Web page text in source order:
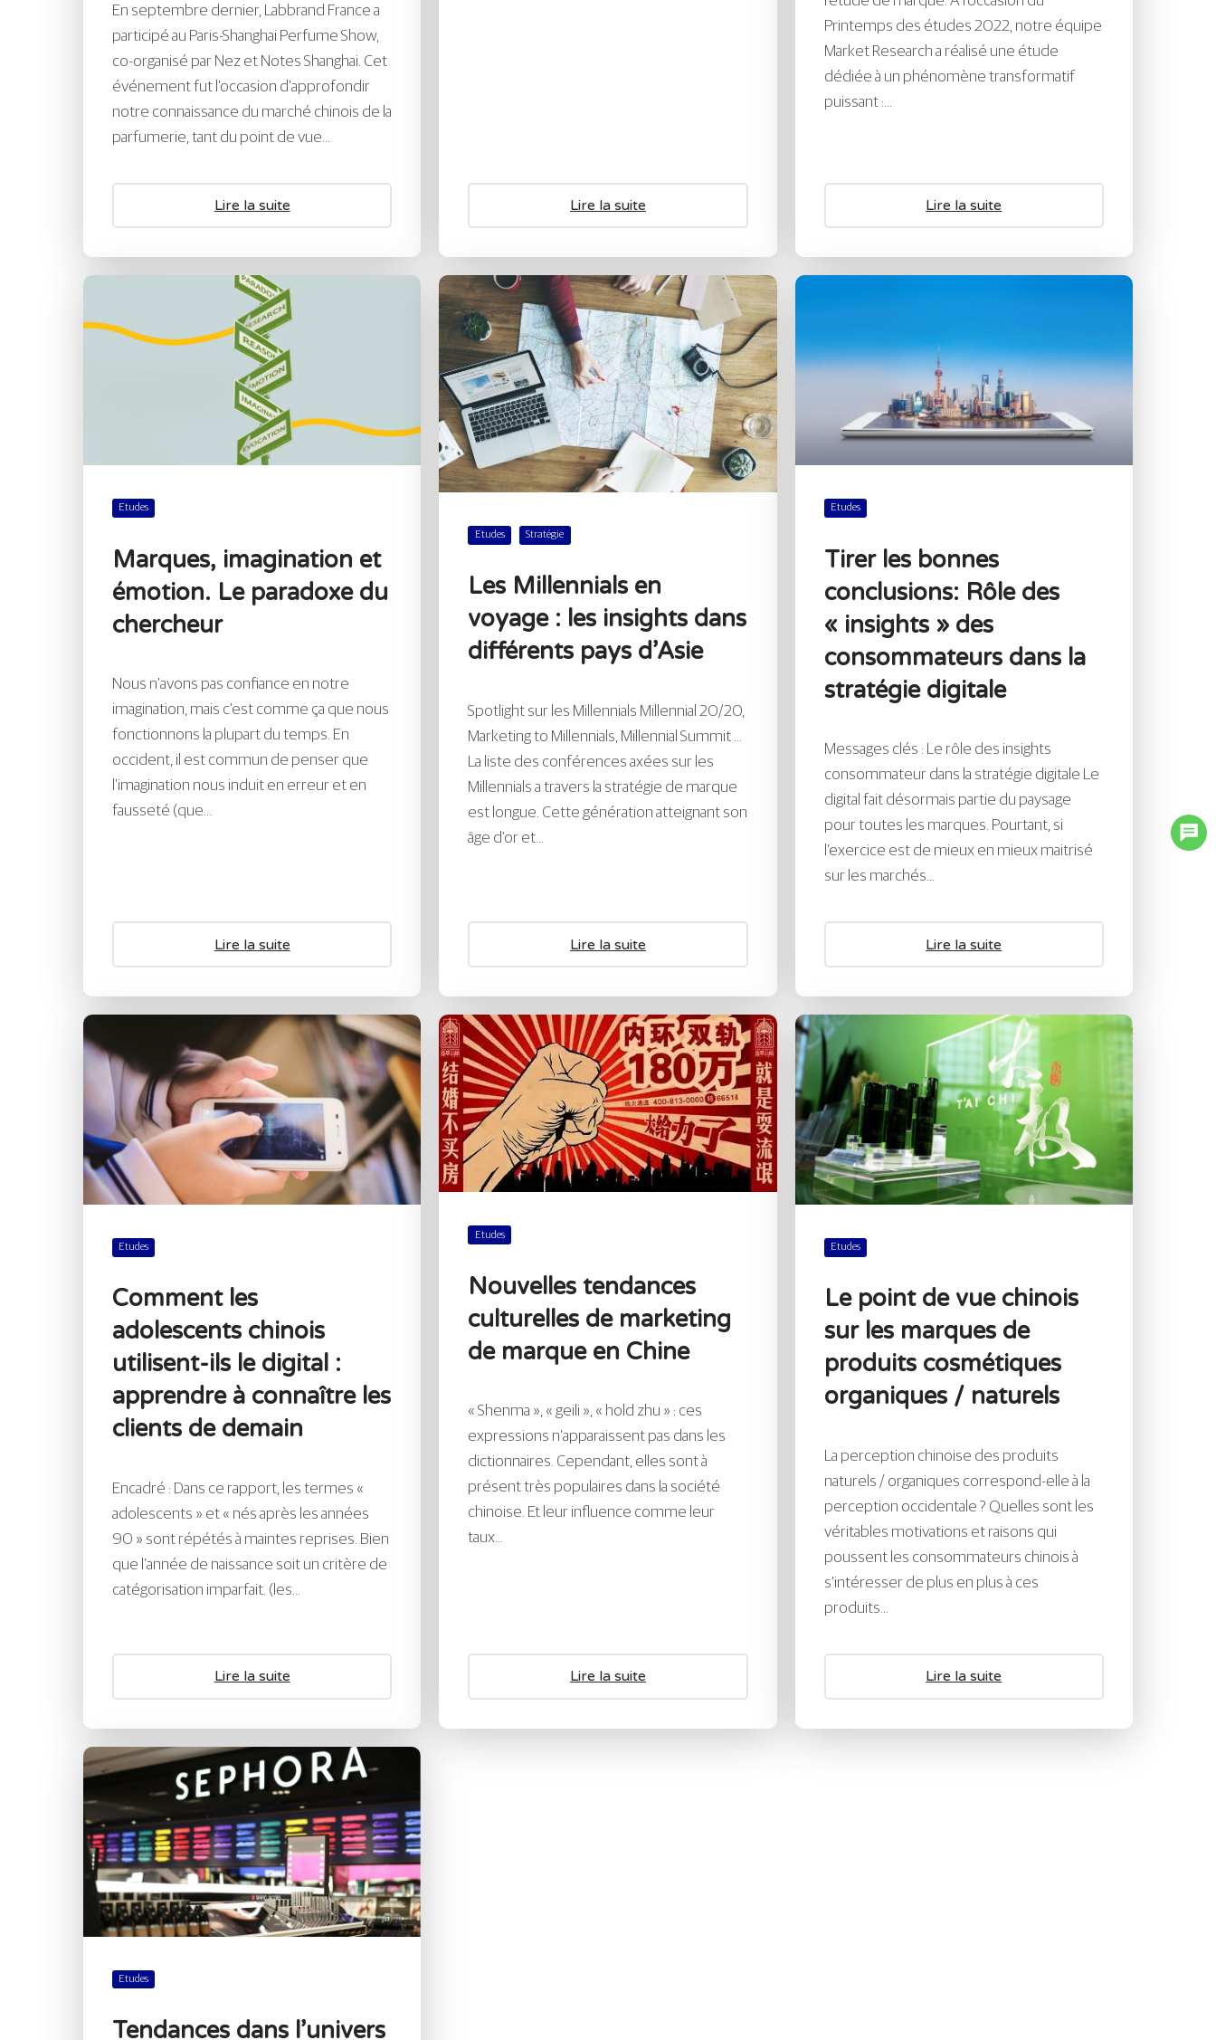
En septembre dernier, Labbrand France a
participé au Paris-Shanghai Perfume Show,
co-organisé par Nez et Notes Shanghai. Cet
événement fut l’occasion d’approfondir
notre connaissance du marché chinois de la
parfumerie, tant du point de vue...
Lire la suite Lire la suite
Printemps des études 2022, notre équipe
Market Research a réalisé une étude
dédiée à un phénomène transformatif
puissant :...
Lire la suite
Etudes
Marques, imagination et
émotion. Le paradoxe du
chercheur
Nous n’avons pas confiance en notre
imagination, mais c’est comme ça que nous
fonctionnons la plupart du temps. En
occident, il est commun de penser que
l’imagination nous induit en erreur et en
fausseté (que...
Lire la suite
Etudes Stratégie
Les Millennials en
voyage : les insights dans
différents pays d’Asie
Spotlight sur les Millennials Millennial 20/20,
Marketing to Millennials, Millennial Summit …
La liste des conférences axées sur les
Millennials a travers la stratégie de marque
est longue. Cette génération atteignant son
âge d’or et...
Lire la suite
Etudes
Tirer les bonnes
conclusions: Rôle des
« insights » des
consommateurs dans la
stratégie digitale
Messages clés : Le rôle des insights
consommateur dans la stratégie digitale Le
digital fait désormais partie du paysage
pour toutes les marques. Pourtant, si
l’exercice est de mieux en mieux maitrisé
sur les marchés...
Lire la suite
Etudes
Comment les
adolescents chinois
utilisent-ils le digital :
apprendre à connaître les
clients de demain
Encadré : Dans ce rapport, les termes «
adolescents » et « nés après les années
90 » sont répétés à maintes reprises. Bien
que l’année de naissance soit un critère de
catégorisation imparfait. (les...
Lire la suite
Etudes
Nouvelles tendances
culturelles de marketing
de marque en Chine
« Shenma », « geili », « hold zhu » : ces
expressions n’apparaissent pas dans les
dictionnaires. Cependant, elles sont à
présent très populaires dans la société
chinoise. Et leur influence comme leur
taux...
Lire la suite
Etudes
Le point de vue chinois
sur les marques de
produits cosmétiques
organiques / naturels
La perception chinoise des produits
naturels / organiques correspond-elle à la
perception occidentale ? Quelles sont les
véritables motivations et raisons qui
poussent les consommateurs chinois à
s’intéresser de plus en plus à ces
produits...
Lire la suite
Etudes
Tendances dans l’univers